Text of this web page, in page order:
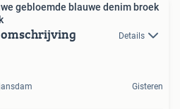
gebloemde blauwe denim broek
Details
Gisteren